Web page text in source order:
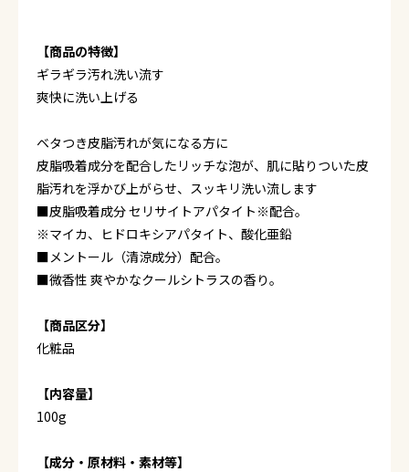
【商品の特徴】
ギラギラ汚れ洗い流す
爽快に洗い上げる
ベタつき皮脂汚れが気になる方に
皮脂吸着成分を配合したリッチな泡が、肌に貼りついた皮
脂汚れを浮かび上がらせ、スッキリ洗い流します
■皮脂吸着成分 セリサイトアパタイト※配合。
※マイカ、ヒドロキシアパタイト、酸化亜鉛
■メントール（清涼成分）配合。
■微香性 爽やかなクールシトラスの香り。
【商品区分】
化粧品
【内容量】
100g
【成分・原材料・素材等】